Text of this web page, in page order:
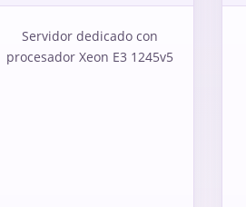
Servidor dedicado con
procesador Xeon E3 1245v5